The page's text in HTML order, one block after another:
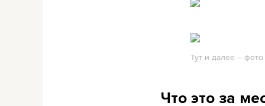
Тут и далее – фото
Что это за